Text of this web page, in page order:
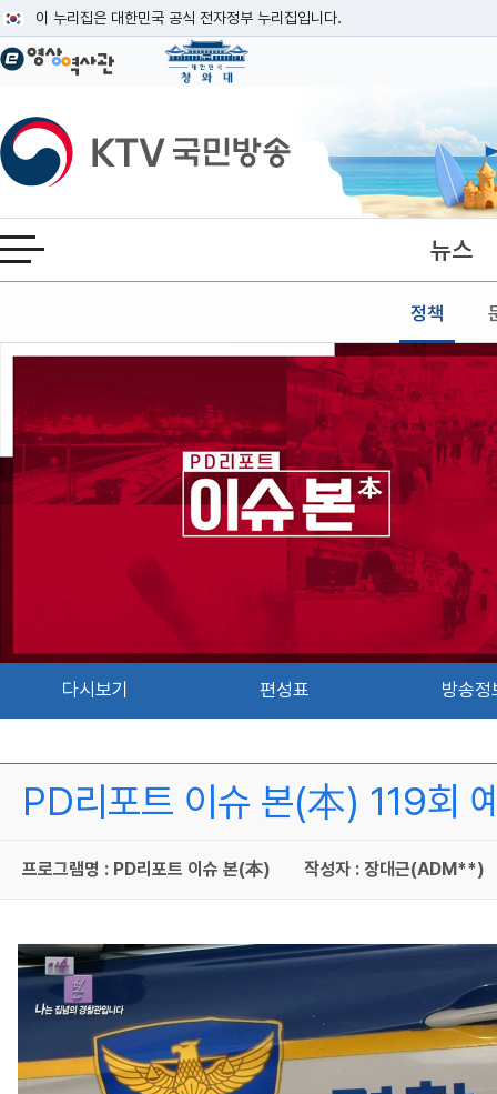
이 누리집은 대한민국 공식 전자정부 누리집입니다.
공식 누리집 주소 확인하기
이밖에 or.kr 또는 .kr등 다른 도메인 주소를 사용하고 있다면 아래 URL에서
운영중인 공식 누리집보기
KTV국민방송
전체메뉴 열기 뉴스
정책
본문
다시보기 편성표 방송정
PD리포트 이슈 본(本) 119회
프로그램명 : PD리포트 이슈 본(本) 작성자 : 장대근(ADM**)